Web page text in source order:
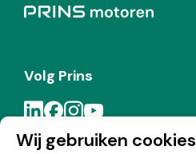
Wij gebruiken cookies
Volg Prins